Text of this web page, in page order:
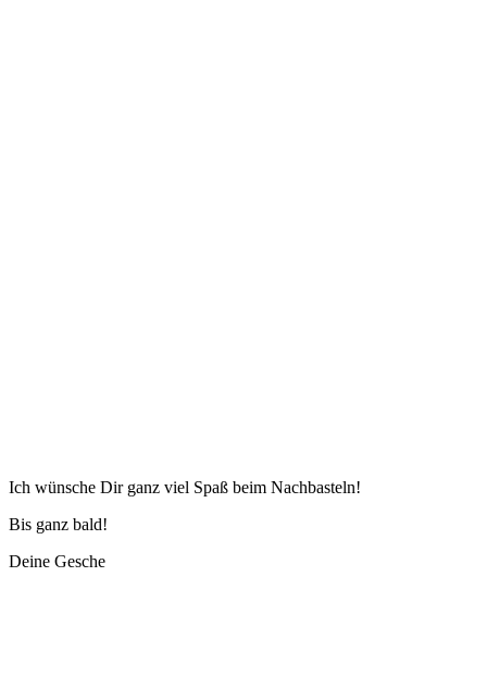
Ich wünsche Dir ganz viel Spaß beim Nachbasteln!
Bis ganz bald!
Deine Gesche